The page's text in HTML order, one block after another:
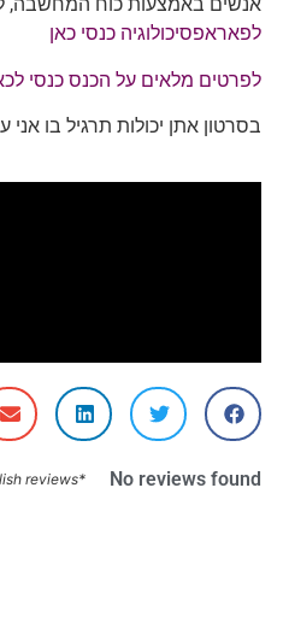
לפאראפסיכולוגיה כנסי כאן
לפרטים מלאים על הכנס כנסי
בסרטון אתן יכולות תרגיל בו
No reviews found
*Guests cannot publish reviews